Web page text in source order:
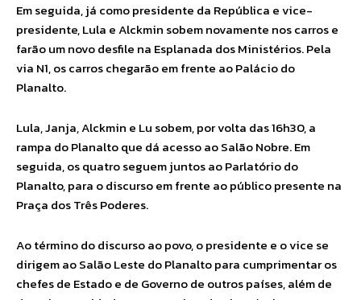
Em seguida, já como presidente da República e vice-
presidente, Lula e Alckmin sobem novamente nos carros e
farão um novo desfile na Esplanada dos Ministérios. Pela
via N1, os carros chegarão em frente ao Palácio do
Planalto.
Lula, Janja, Alckmin e Lu sobem, por volta das 16h30, a
rampa do Planalto que dá acesso ao Salão Nobre. Em
seguida, os quatro seguem juntos ao Parlatório do
Planalto, para o discurso em frente ao público presente na
Praça dos Três Poderes.
Ao término do discurso ao povo, o presidente e o vice se
dirigem ao Salão Leste do Planalto para cumprimentar os
chefes de Estado e de Governo de outros países, além de